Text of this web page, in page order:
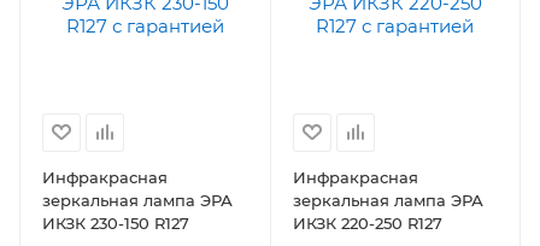
Инфракрасная
зеркальная лампа ЭРА
ИКЗК 230-150 R127
Инфракрасная
зеркальная лампа ЭРА
ИКЗК 220-250 R127